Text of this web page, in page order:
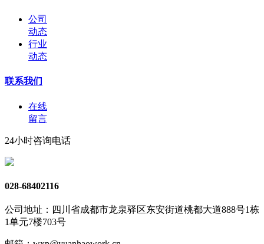
公司
动态
行业
动态
联系我们
在线
留言
24小时咨询电话
028-68402116
公司地址：四川省成都市龙泉驿区东安街道桃都大道888号1栋
1单元7楼703号